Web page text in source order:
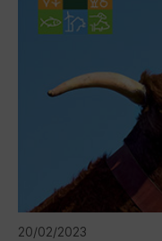
20/02/2023